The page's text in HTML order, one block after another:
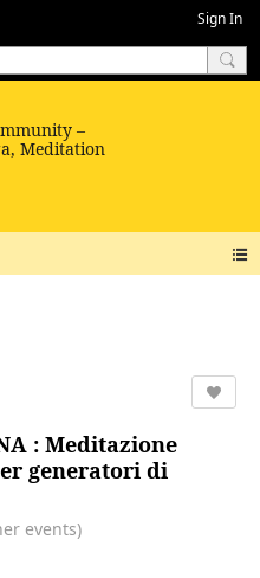
Sign In
: Meditazione
generatori di
events)